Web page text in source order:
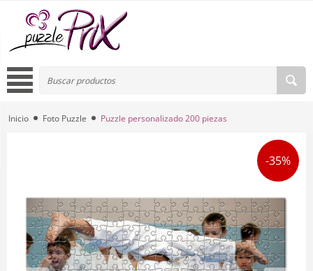
Inicio Foto Puzzle Puzzle personalizado 200 piezas
-35%